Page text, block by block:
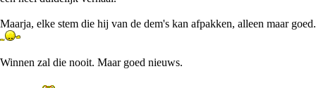
Maarja, elke stem die hij van de dem's kan afpakken, alleen maar goed.
Winnen zal die nooit. Maar goed nieuws.